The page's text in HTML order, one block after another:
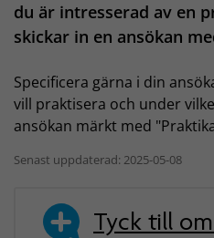
du är intresserad av en
skickar in en ansökan
Specificera gärna i din
vill praktisera och under
ansökan märkt med
Senast uppdaterad: 2025-05-08
Tyck till